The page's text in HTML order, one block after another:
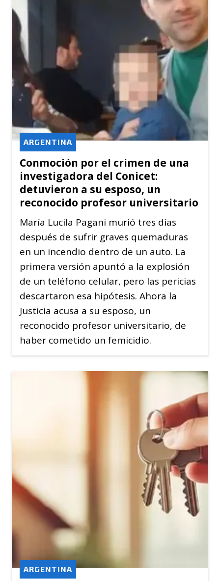
Conmoción por el crimen de una
investigadora del Conicet:
detuvieron a su esposo, un
reconocido profesor universitario
ARGENTINA
María Lucila Pagani murió tres días
después de sufrir graves quemaduras
en un incendio dentro de un auto. La
primera versión apuntó a la explosión
de un teléfono celular, pero las pericias
descartaron esa hipótesis. Ahora la
Justicia acusa a su esposo, un
reconocido profesor universitario, de
haber cometido un femicidio.
ARGENTINA